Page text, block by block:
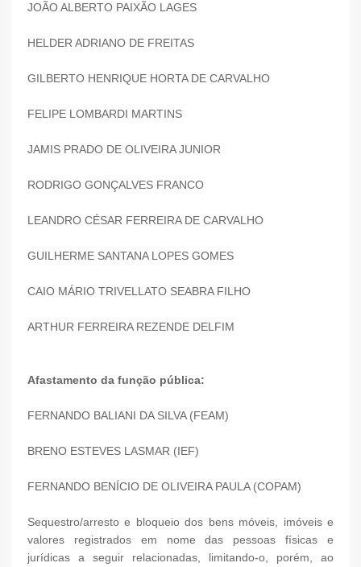
JOÃO ALBERTO PAIXÃO LAGES
HELDER ADRIANO DE FREITAS
GILBERTO HENRIQUE HORTA DE CARVALHO
FELIPE LOMBARDI MARTINS
JAMIS PRADO DE OLIVEIRA JUNIOR
RODRIGO GONÇALVES FRANCO
LEANDRO CÉSAR FERREIRA DE CARVALHO
GUILHERME SANTANA LOPES GOMES
CAIO MÁRIO TRIVELLATO SEABRA FILHO
ARTHUR FERREIRA REZENDE DELFIM
Afastamento da função pública:
FERNANDO BALIANI DA SILVA (FEAM)
BRENO ESTEVES LASMAR (IEF)
FERNANDO BENÍCIO DE OLIVEIRA PAULA (COPAM)
Sequestro/arresto e bloqueio dos bens móveis, imóveis e
valores registrados em nome das pessoas físicas e
jurídicas a seguir relacionadas, limitando-o, porém, ao